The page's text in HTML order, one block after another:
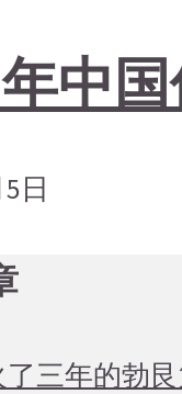
中
日
三年的勃